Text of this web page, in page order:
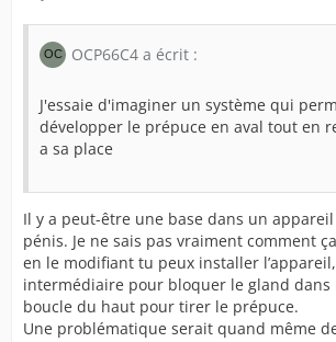
OCP66C4 a écrit :
J'essaie d'imaginer un système qui
développer le prépuce en aval tout en
a sa place
Il y a peut-être une base dans un
pénis. Je ne sais pas vraiment comment
en le modifiant tu peux installer
intermédiaire pour bloquer le gland dans
boucle du haut pour tirer le prépuce.
Une problématique serait quand même